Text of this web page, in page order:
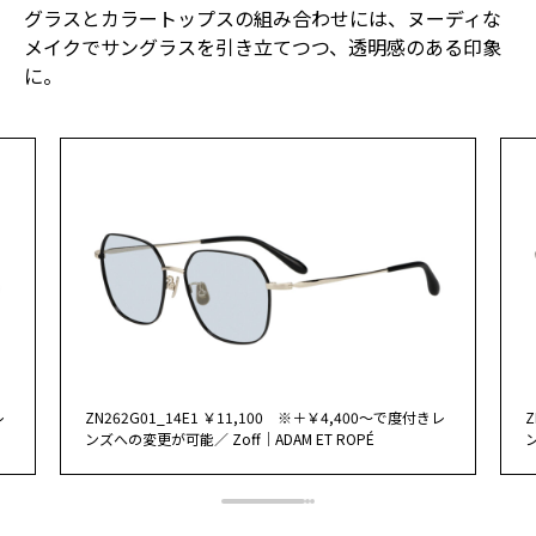
グラスとカラートップスの組み合わせには、ヌーディな
メイクでサングラスを引き立てつつ、透明感のある印象
に。
ZN262G01_14E1 ￥11,100 ※＋￥4,400～で度付きレ
ンズへの変更が可能／ Zoff｜ADAM ET ROPÉ